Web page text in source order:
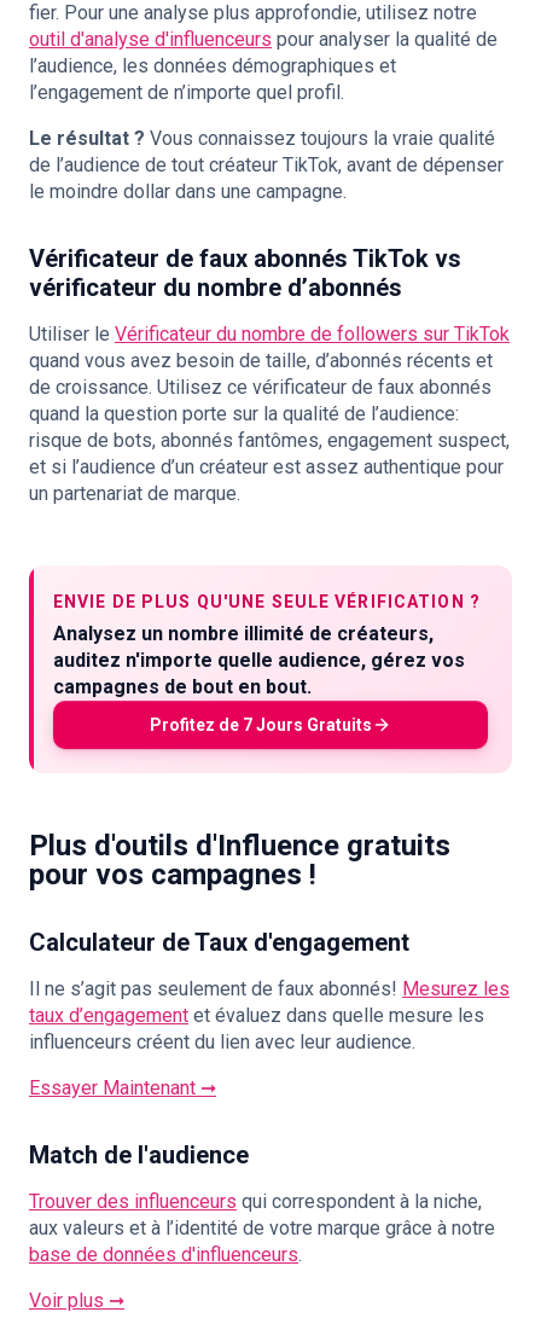
fier. Pour une analyse plus approfondie, utilisez notre
outil d'analyse d'influenceurs pour analyser la qualité de
l’audience, les données démographiques et
l’engagement de n’importe quel profil.
Le résultat ? Vous connaissez toujours la vraie qualité
de l’audience de tout créateur TikTok, avant de dépenser
le moindre dollar dans une campagne.
Vérificateur de faux abonnés TikTok vs
vérificateur du nombre d’abonnés
Utiliser le Vérificateur du nombre de followers sur TikTok
quand vous avez besoin de taille, d’abonnés récents et
de croissance. Utilisez ce vérificateur de faux abonnés
quand la question porte sur la qualité de l’audience:
risque de bots, abonnés fantômes, engagement suspect,
et si l’audience d’un créateur est assez authentique pour
un partenariat de marque.
ENVIE DE PLUS QU'UNE SEULE VÉRIFICATION ?
Analysez un nombre illimité de créateurs,
auditez n'importe quelle audience, gérez vos
campagnes de bout en bout.
Profitez de 7 Jours Gratuits
Plus d'outils d'Influence gratuits
pour vos campagnes !
Calculateur de Taux d'engagement
Il ne s’agit pas seulement de faux abonnés! Mesurez les
taux d’engagement et évaluez dans quelle mesure les
influenceurs créent du lien avec leur audience.
Essayer Maintenant ➞
Match de l'audience
Trouver des influenceurs qui correspondent à la niche,
aux valeurs et à l’identité de votre marque grâce à notre
base de données d'influenceurs.
Voir plus ➞